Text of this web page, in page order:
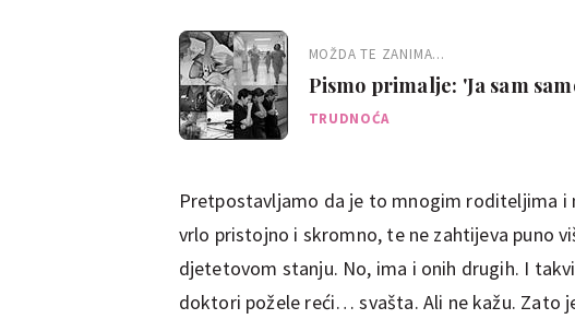
MOŽDA TE ZANIMA...
Pismo primalje: 'Ja sam
djeteta'
TRUDNOĆA
Pretpostavljamo da je to mnogim roditeljima i
vrlo pristojno i skromno, te ne zahtijeva puno
djetetovom stanju. No, ima i onih drugih. I
doktori požele reći… svašta. Ali ne kažu. Zato